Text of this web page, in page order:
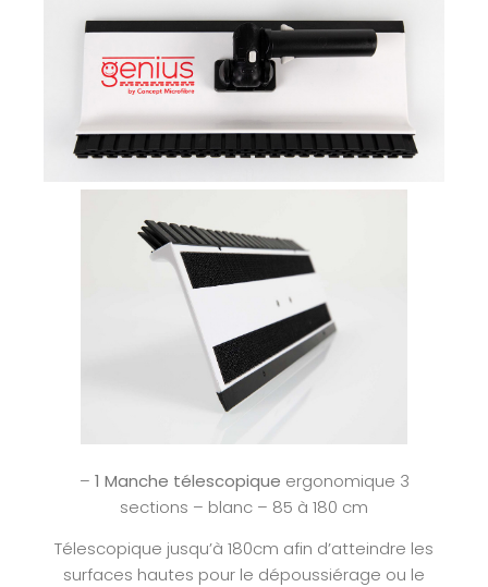
– 1 Manche télescopique ergonomique 3
sections – blanc – 85 à 180 cm
Télescopique jusqu’à 180cm afin d’atteindre les
surfaces hautes pour le dépoussiérage ou le